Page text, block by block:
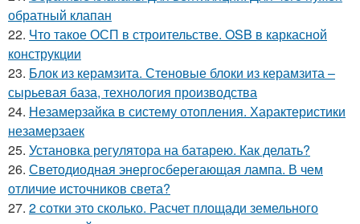
обратный клапан
22. Что такое ОСП в строительстве. OSB в каркасной
конструкции
23. Блок из керамзита. Стеновые блоки из керамзита –
сырьевая база, технология производства
24. Незамерзайка в систему отопления. Характеристики
незамерзаек
25. Установка регулятора на батарею. Как делать?
26. Светодиодная энергосберегающая лампа. В чем
отличие источников света?
27. 2 сотки это сколько. Расчет площади земельного